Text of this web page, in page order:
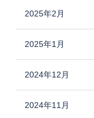
2025年2月
2025年1月
2024年12月
2024年11月